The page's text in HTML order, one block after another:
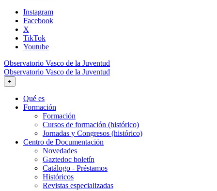
Instagram
Facebook
X
TikTok
Youtube
Observatorio Vasco de la Juventud
Observatorio Vasco de la Juventud
+
Qué es
Formación
Formación
Cursos de formación (histórico)
Jornadas y Congresos (histórico)
Centro de Documentación
Novedades
Gaztedoc boletín
Catálogo - Préstamos
Históricos
Revistas especializadas